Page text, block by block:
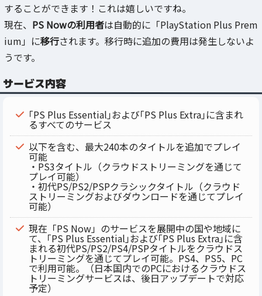
することができます！これは嬉しいですね。
現在、 PS Nowの利用者は自動的に「PlayStation Plus Prem
ium」に移行されます。移行時に追加の費用は発生しないよ
うです。
サービス内容
｢PS Plus Essential｣および｢PS Plus Extra｣に含まれ
るすべてのサービス
以下を含む、最大240本のタイトルを追加でプレイ
可能
・PS3タイトル（クラウドストリーミングを通じて
プレイ可能）
・初代PS/PS2/PSPクラシックタイトル（クラウド
ストリーミングおよびダウンロードを通じてプレイ
可能）
現在「PS Now」のサービスを展開中の国や地域に
て、｢PS Plus Essential｣および｢PS Plus Extra｣に含
まれる初代PS/PS2/PS4/PSPタイトルをクラウドス
トリーミングを通じてプレイ可能。PS4、PS5、PC
で利用可能。（日本国内でのPCにおけるクラウドス
トリーミングサービスは、後日アップデートで対応
予定）